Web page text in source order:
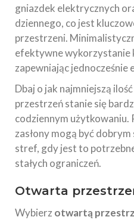
gniazdek elektrycznych
dziennego, co jest
przestrzeni.
efektywne wykorzystanie
zapewniając
Dbaj o jak najmniejszą
przestrzeń stanie się
codziennym użytkowaniu.
zasłony mogą być
stref, gdy jest to
stałych ograniczeń.
Otwarta
Wybierz otwartą